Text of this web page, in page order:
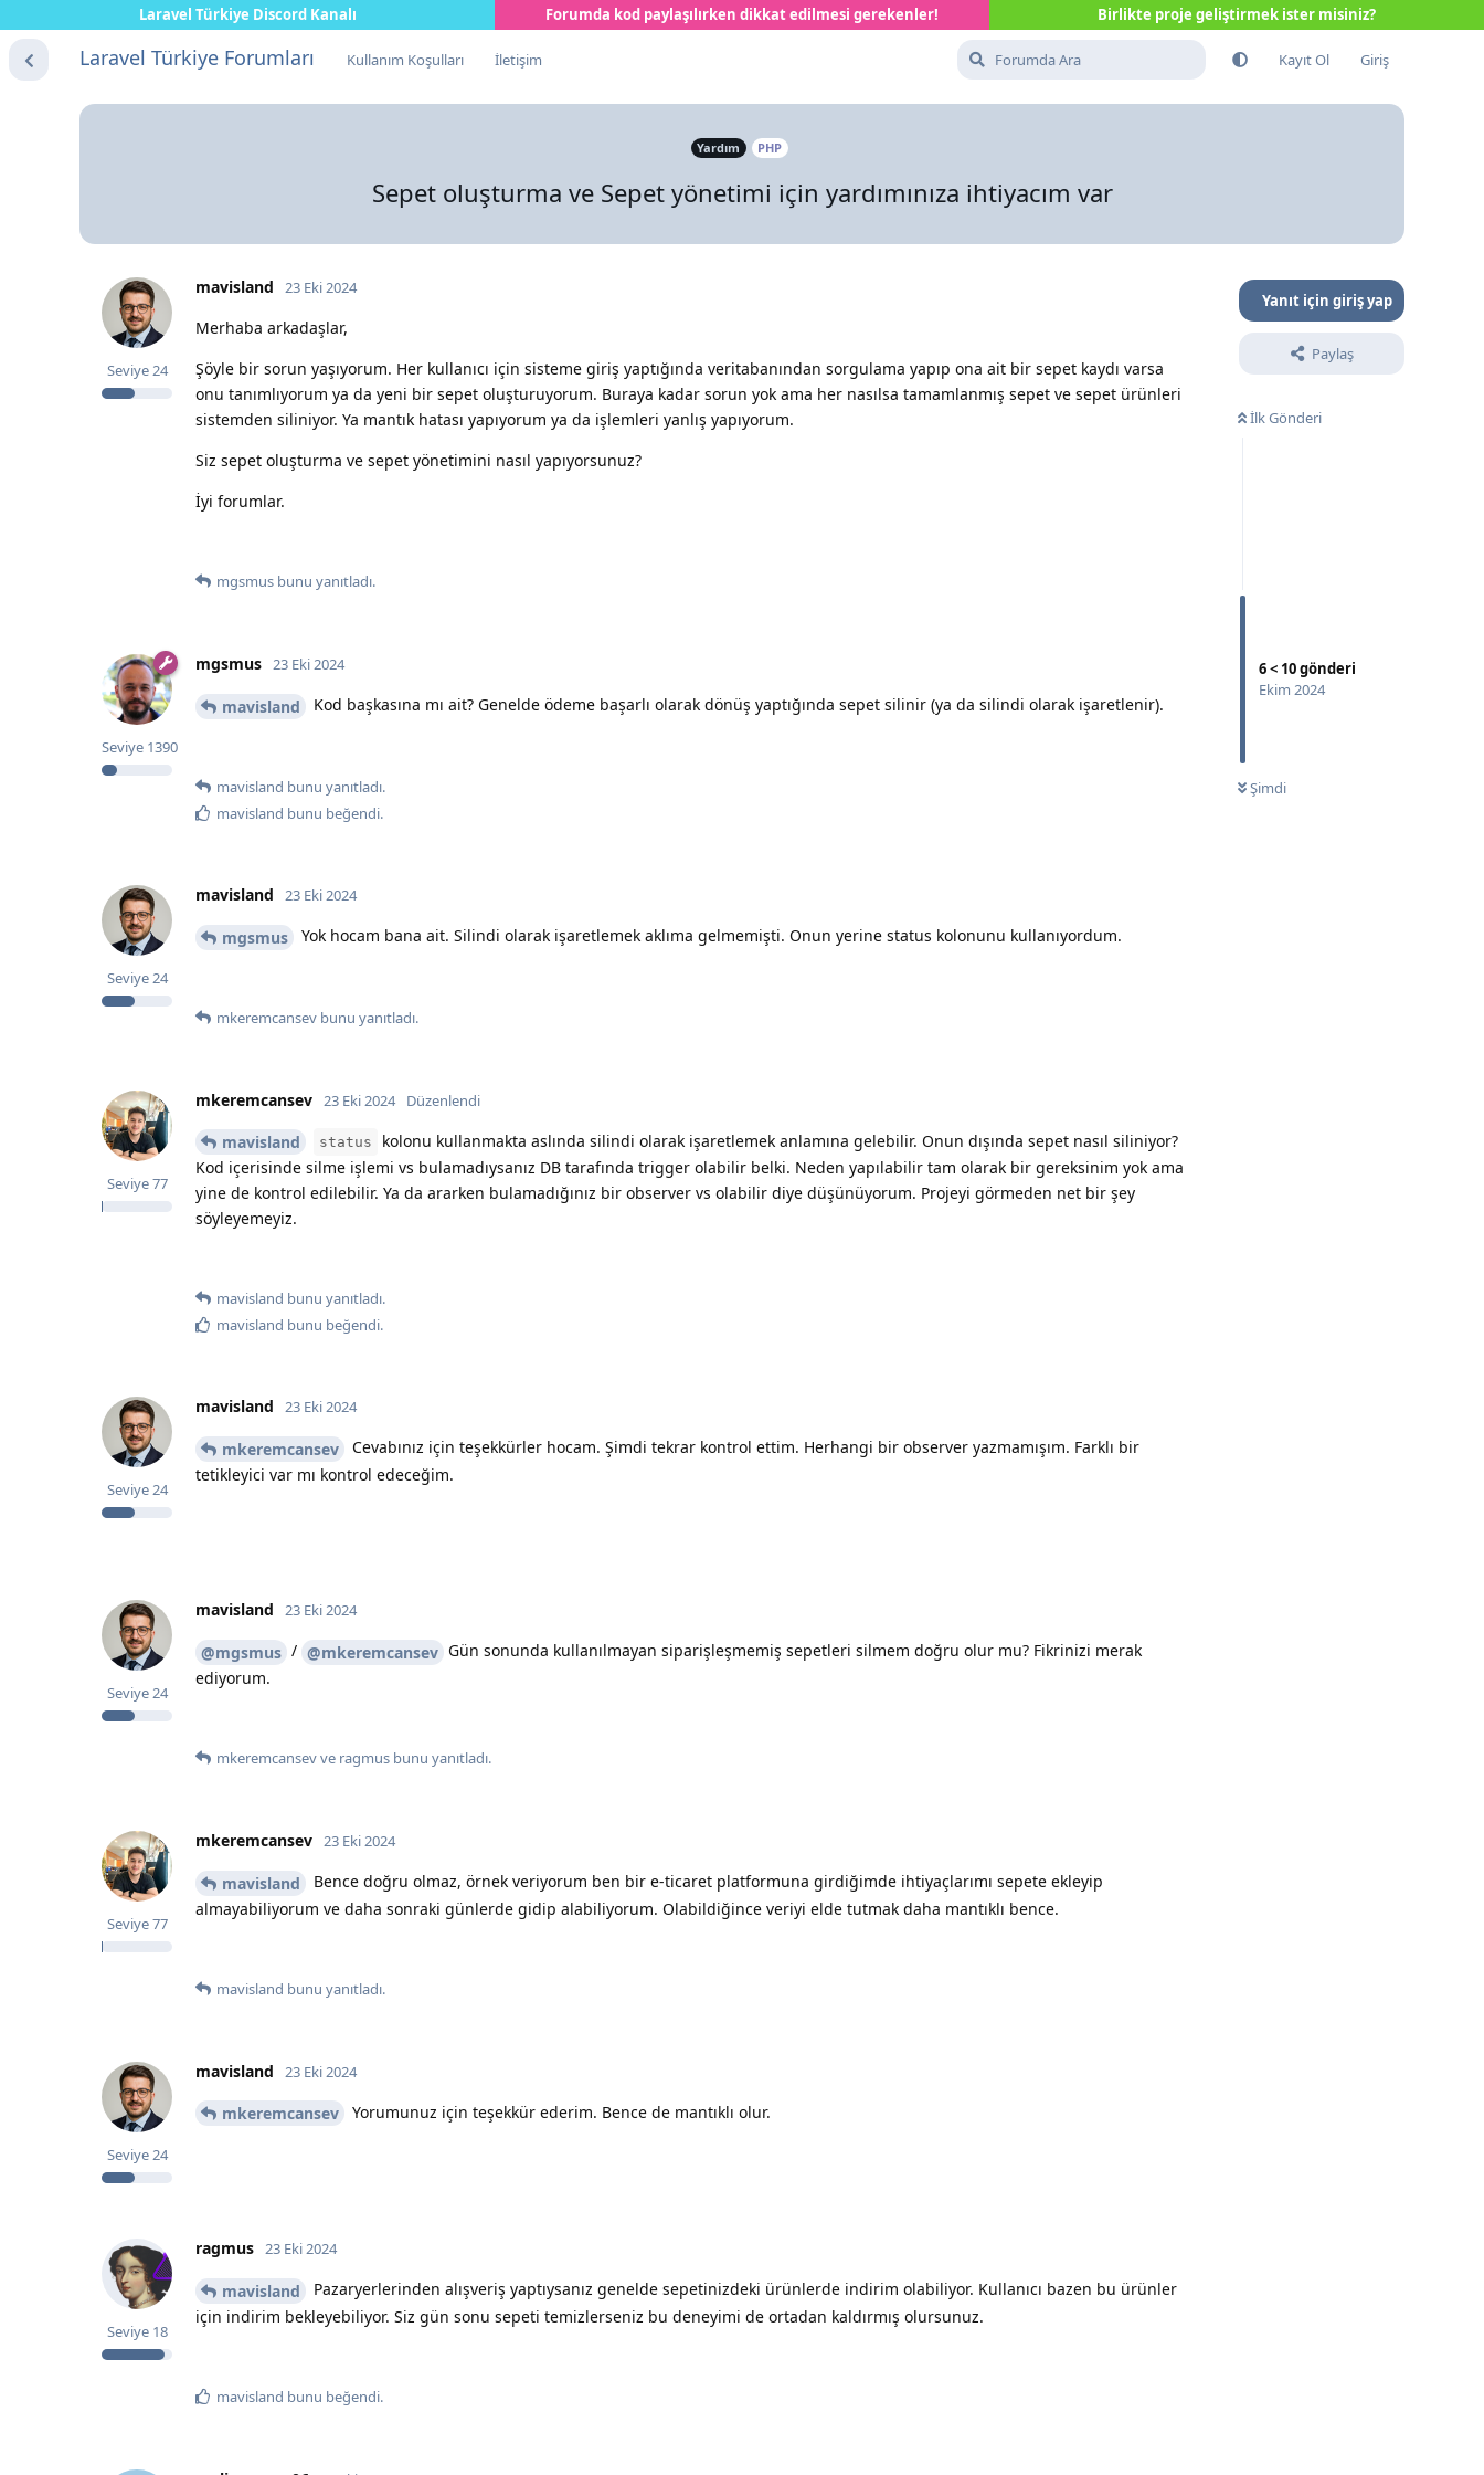
Laravel Türkiye Discord Kanalı Forumda kod paylaşılırken dikkat edilmesi gerekenler! Birlikte proje geliştirmek ister misiniz?
Laravel Türkiye Forumları Kullanım Koşulları İletişim Kayıt Ol Giriş
Yardım PHP
Sepet oluşturma ve Sepet yönetimi için yardımınıza ihtiyacım var
Yanıt için giriş yap
Paylaş
İlk Gönderi
6< 10gönderi
Ekim 2024
Şimdi
mavisland
Seviye24
23 Eki 2024
Merhaba arkadaşlar,
Şöyle bir sorun yaşıyorum. Her kullanıcı için sisteme giriş yaptığında veritabanından sorgulama yapıp ona ait bir sepet kaydı varsa
onu tanımlıyorum ya da yeni bir sepet oluşturuyorum. Buraya kadar sorun yok ama her nasılsa tamamlanmış sepet ve sepet ürünleri
sistemden siliniyor. Ya mantık hatası yapıyorum ya da işlemleri yanlış yapıyorum.
Siz sepet oluşturma ve sepet yönetimini nasıl yapıyorsunuz?
İyi forumlar.
mgsmus bunu yanıtladı.
mgsmus
Seviye 1390
23 Eki 2024
mavisland Kod başkasına mı ait? Genelde ödeme başarlı olarak dönüş yaptığında sepet silinir (ya da silindi olarak işaretlenir).
mavisland bunu yanıtladı.
mavisland bunu beğendi.
mavisland
Seviye24
23 Eki 2024
mgsmus Yok hocam bana ait. Silindi olarak işaretlemek aklıma gelmemişti. Onun yerine status kolonunu kullanıyordum.
mkeremcansev bunu yanıtladı.
mkeremcansev
Seviye77
23 Eki 2024 Düzenlendi
mavisland status
kolonu kullanmakta aslında silindi olarak işaretlemek anlamına gelebilir. Onun dışında sepet nasıl siliniyor?
Kod içerisinde silme işlemi vs bulamadıysanız DB tarafında trigger olabilir belki. Neden yapılabilir tam olarak bir gereksinim yok ama
yine de kontrol edilebilir. Ya da ararken bulamadığınız bir observer vs olabilir diye düşünüyorum. Projeyi görmeden net bir şey
söyleyemeyiz.
mavisland bunu yanıtladı.
mavisland bunu beğendi.
mavisland
Seviye24
23 Eki 2024
mkeremcansev
Cevabınız için teşekkürler hocam. Şimdi tekrar kontrol ettim. Herhangi bir observer yazmamışım. Farklı bir
tetikleyici var mı kontrol edeceğim.
mavisland
Seviye24
23 Eki 2024
@mgsmus / @mkeremcansev Gün sonunda kullanılmayan siparişleşmemiş sepetleri silmem doğru olur mu? Fikrinizi merak
ediyorum.
mkeremcansevve ragmus bunu yanıtladı.
mkeremcansev
Seviye77
23 Eki 2024
mavisland
Bence doğru olmaz, örnek veriyorum ben bir e-ticaret platformuna girdiğimde ihtiyaçlarımı sepete ekleyip
almayabiliyorum ve daha sonraki günlerde gidip alabiliyorum. Olabildiğince veriyi elde tutmak daha mantıklı bence.
mavisland bunu yanıtladı.
mavisland
Seviye 24
23 Eki 2024
mkeremcansev Yorumunuz için teşekkür ederim. Bence de mantıklı olur.
ragmus
Seviye 18
23 Eki 2024
mavisland
Pazaryerlerinden alışveriş yaptıysanız genelde sepetinizdeki ürünlerde indirim olabiliyor. Kullanıcı bazen bu ürünler
için indirim bekleyebiliyor. Siz gün sonu sepeti temizlerseniz bu deneyimi de ortadan kaldırmış olursunuz.
mavisland bunu beğendi.